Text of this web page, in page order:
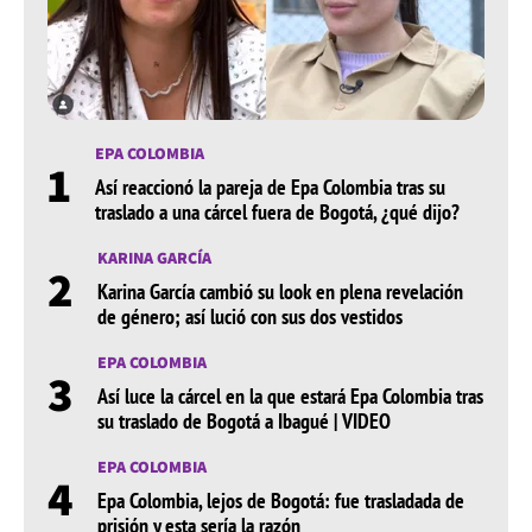
Su relación con Rosalia
Rauw Alejandro y Rosalía se encontraron por primera
vez en persona en 2019, durante los Latin Grammys, en
el lounge de un hotel en Las Vegas. Aunque el flechazo
fue instantáneo, la historia de amor entre el astro
puertorriqueño y la cantautora española llegó a su fin
el 26 de julio de 2023, cuando decidieron poner fin a su
La pareja había anunciado su compromiso apenas
unos meses antes, el 24 de marzo del mismo año, a
su primer proyecto conjunto, el EP de tres canciones
llamado RR.
se apoyaron mutuamente tanto dentro como fuera del
escenario. Antes del EP RR, Rosalía contribuyó con
1 EPA COLOMBIA
Así reaccionó la pareja de Epa Colombia tras su
traslado a una cárcel fuera de Bogotá, ¿qué dijo?
2 KARINA GARCÍA
Karina García cambió su look en plena revelación
de género; así lució con sus dos vestidos
3 EPA COLOMBIA
Así luce la cárcel en la que estará Epa Colombia tras
su traslado de Bogotá a Ibagué | VIDEO
4 EPA COLOMBIA
Epa Colombia, lejos de Bogotá: fue trasladada de
prisión y esta sería la razón